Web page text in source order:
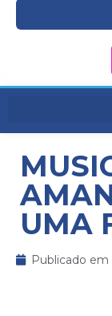
UMA
Publicado em